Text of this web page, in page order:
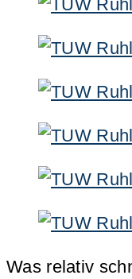
Was relativ